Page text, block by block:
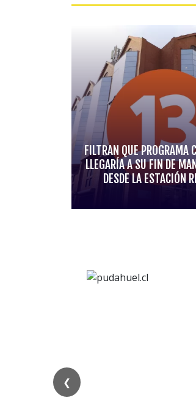
FILTRAN QUE PROGRAMA
LLEGARÍA A SU FIN DE
DESDE LA ESTACIÓN
❮